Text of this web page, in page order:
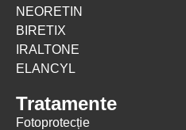
NEORETIN
BIRETIX
IRALTONE
ELANCYL
Tratamente
Fotoprotecție